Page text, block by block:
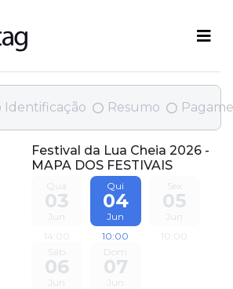
Identificação Resumo
Festival da Lua Cheia 2026 -
MAPA DOS FESTIVAIS
Qua
03
Jun
14:00
Qui
04
Jun
10:00
Sex
05
Jun
10:00
Sáb
06
Jun
Dom
07
Jun